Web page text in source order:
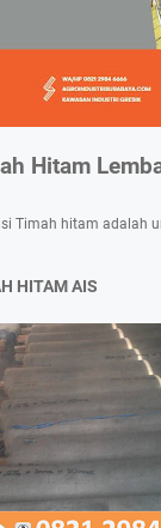
Hitam
Timah hitam adalah
HITAM AIS